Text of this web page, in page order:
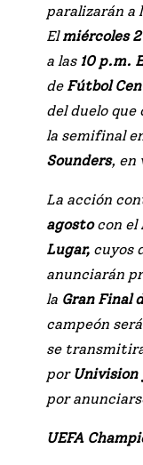
paralizarán a
Elmiércoles
a las 10 p.m.
de Fútbol
del duelo que
la semifinal
Sounders, en
La acción
agostocon el
Lugar, cuyos
anunciarán
la Gran Final
campeón
se
por Univision
por
UEFA